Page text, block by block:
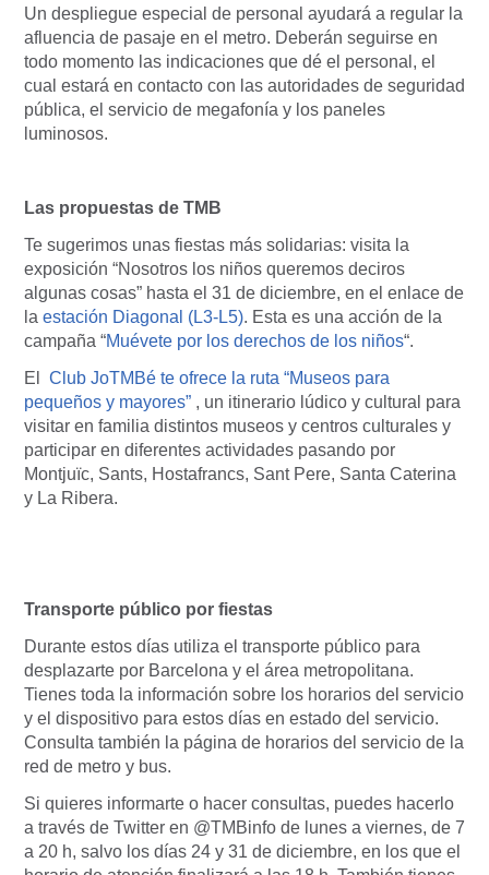
Un despliegue especial de personal ayudará a regular la
afluencia de pasaje en el metro. Deberán seguirse en
todo momento las indicaciones que dé el personal, el
cual estará en contacto con las autoridades de seguridad
pública, el servicio de megafonía y los paneles
luminosos.
Las propuestas de TMB
Te sugerimos unas fiestas más solidarias: visita la
exposición “Nosotros los niños queremos deciros
algunas cosas” hasta el 31 de diciembre, en el enlace de
la estación Diagonal (L3-L5). Esta es una acción de la
campaña “Muévete por los derechos de los niños“.
El Club JoTMBé te ofrece la ruta “Museos para
pequeños y mayores” , un itinerario lúdico y cultural para
visitar en familia distintos museos y centros culturales y
participar en diferentes actividades pasando por
Montjuïc, Sants, Hostafrancs, Sant Pere, Santa Caterina
y La Ribera.
Transporte público por fiestas
Durante estos días utiliza el transporte público para
desplazarte por Barcelona y el área metropolitana.
Tienes toda la información sobre los horarios del servicio
y el dispositivo para estos días en estado del servicio.
Consulta también la página de horarios del servicio de la
red de metro y bus.
Si quieres informarte o hacer consultas, puedes hacerlo
a través de Twitter en @TMBinfo de lunes a viernes, de 7
a 20 h, salvo los días 24 y 31 de diciembre, en los que el